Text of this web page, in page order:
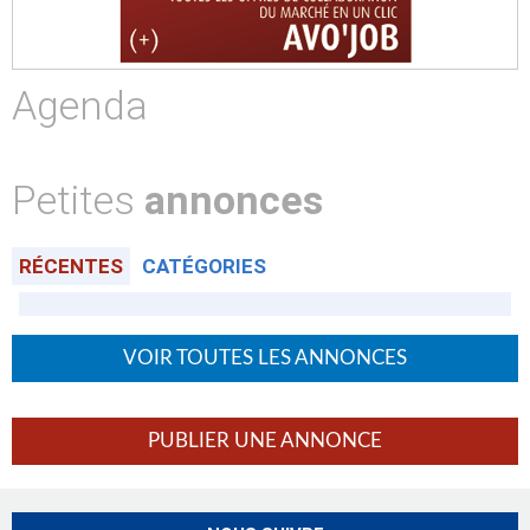
Agenda
Petites annonces
RÉCENTES CATÉGORIES
VOIR TOUTES LES ANNONCES
PUBLIER UNE ANNONCE